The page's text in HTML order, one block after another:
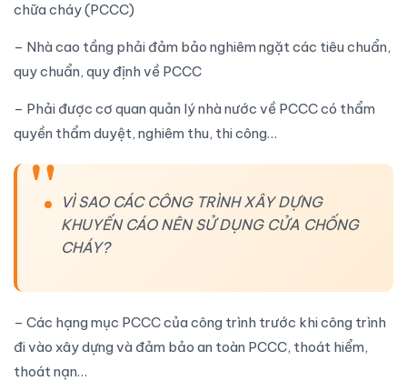
chữa cháy (PCCC)
– Nhà cao tầng phải đảm bảo nghiêm ngặtcác tiêu chuẩn,
quy chuẩn, quy định về PCCC
– Phải được cơ quan quản lý nhà nước về PCCC có thẩm
quyền thẩm duyệt, nghiêm thu, thi công…
VÌ SAO CÁC CÔNG TRÌNH XÂY DỰNG
KHUYẾN CÁO NÊN SỬ DỤNG CỬA CHỐNG
CHÁY?
– Các hạng mục PCCC của công trình trước khi công trình
đi vào xây dựng và đảm bảo an toàn PCCC, thoát hiểm,
thoát nạn…